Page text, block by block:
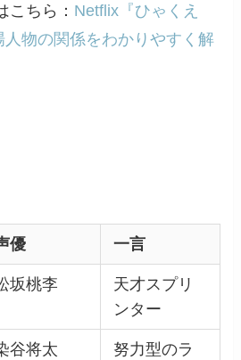
ちら： Netflix『ひゃくえ
物の関係をわかりやすく解
優 一言
坂桃李
天才スプリ
ンター
谷将太
努力型のラ